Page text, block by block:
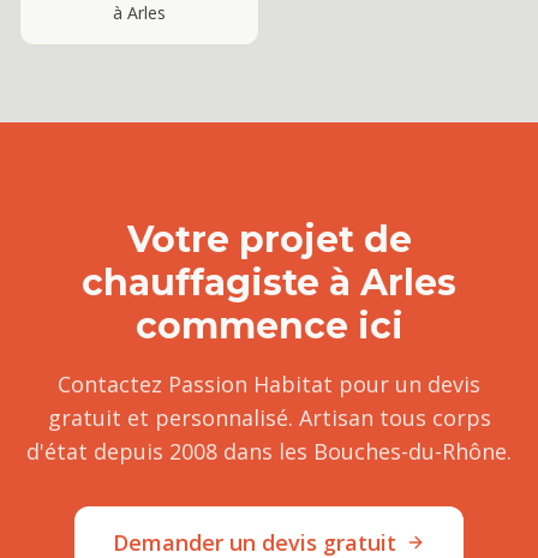
à Arles
Votre projet de
chauffagiste à Arles
commence ici
Contactez Passion Habitat pour un devis
gratuit et personnalisé. Artisan tous corps
d'état depuis 2008 dans les Bouches-du-Rhône.
Demander un devis gratuit